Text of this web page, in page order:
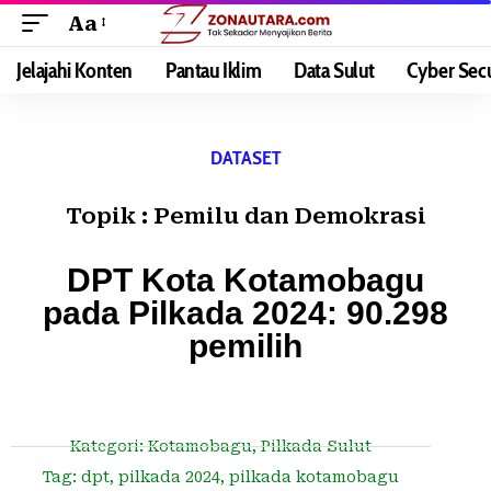
Aa
Jelajahi Konten Pantau Iklim Data Sulut Cyber
DATASET
Topik : Pemilu dan Demokrasi
DPT Kota Kotamobagu
pada Pilkada 2024: 90.298
pemilih
Kategori:Kotamobagu,Pilkada Sulut
Tag:dpt,pilkada 2024,pilkada kotamobagu